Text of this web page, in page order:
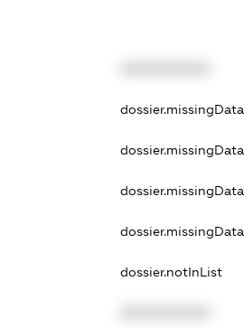
dossier.missingData
dossier.missingData
dossier.missingData
dossier.missingData
dossier.notInList